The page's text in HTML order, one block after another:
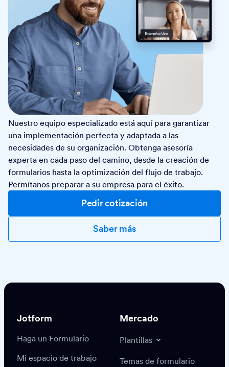
Nuestro equipo especializado está aquí para garantizar
una implementación perfecta y adaptada a las
necesidades de su organización. Obtenga asesoría
experta en cada paso del camino, desde la creación de
formularios hasta la optimización del flujo de trabajo.
Permítanos preparar a su empresa para el éxito.
Pedir cotización
Saber más
Jotform
Haga un Formulario
Mi espacio de trabajo
Mercado
Plantillas
Temas de formulario